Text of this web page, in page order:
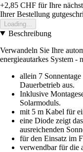
+2,85 CHF für Ihre
Ihrer Bestellung
Loading...
Beschreibung
Verwandeln Sie Ihre
energieautarkes System -
allein 7
Dauerbetrieb aus.
Inklusive
Solarmoduls.
mit 5 m Kabel für
eine Diode zeigt
ausreichenden
für den Einsatz im
verwendbar für die